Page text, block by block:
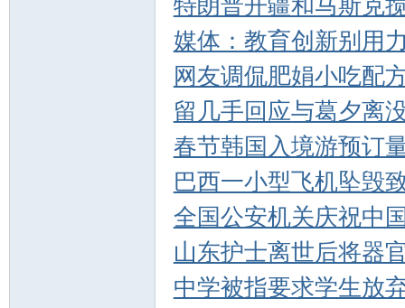
特朗普开疆和马斯克
媒体：教育创新别用
网友调侃肥娟小吃配
留几手回应与葛夕离
春节韩国入境游预订
巴西一小型飞机坠毁
全国公安机关庆祝中
山东护士离世后将器
中学被指要求学生放